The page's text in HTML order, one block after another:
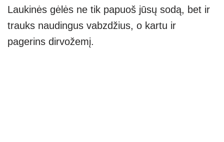
Laukinės gėlės ne tik papuoš jūsų sodą, bet ir
trauks naudingus vabzdžius, o kartu ir
pagerins dirvožemį.